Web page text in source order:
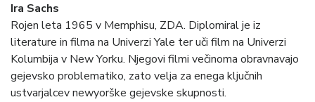
Ira Sachs
Rojen leta 1965 v Memphisu, ZDA. Diplomiral je iz
literature in filma na Univerzi Yale ter uči film na Univerzi
Kolumbija v New Yorku. Njegovi filmi večinoma obravnavajo
gejevsko problematiko, zato velja za enega ključnih
ustvarjalcev newyorške gejevske skupnosti.